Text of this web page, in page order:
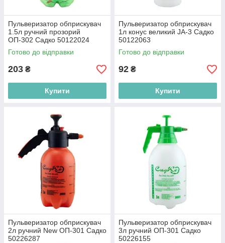
Пульверизатор обприскувач
1.5л ручний прозорий
ОП-302 Садко 50122024
Готово до відправки
203 ₴
Купити
Пульверизатор обприскувач
1л конус великий JA-3 Садко
50122063
Готово до відправки
92 ₴
Купити
Пульверизатор обприскувач
2л ручний New ОП-301 Садко
50226287
Пульверизатор обприскувач
3л ручний ОП-301 Садко
50226155